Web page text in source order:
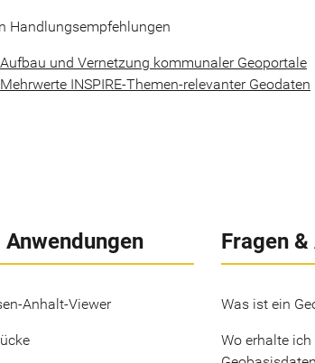
Handlungsempfehlungen
Aufbau und Vernetzung kommunaler Geoportale
Mehrwerte INSPIRE-Themen-relevanter Geodaten
Anwendungen
Anhalt-Viewer
Fragen
Was ist ein
Wo erhalte